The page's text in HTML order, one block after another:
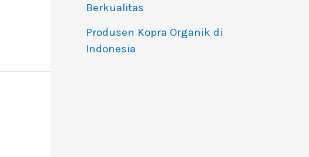
Berkualitas
Produsen Kopra Organik di
Indonesia